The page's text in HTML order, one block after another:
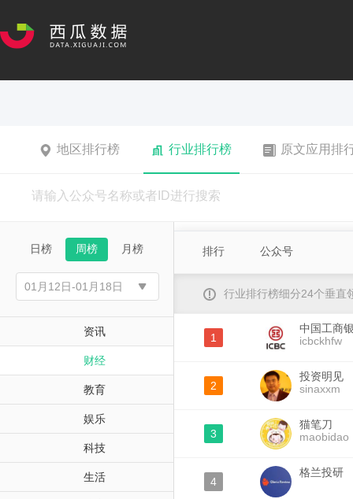
地区排行榜 行业排行榜 原文应用排
日榜 周榜 月榜
资讯
财经
教育
娱乐
科技
生活
排行 公众号
行业排行榜细分24个垂直
1
中国工商
icbckhfw
2
投资明见
sinaxxm
3
猫笔刀
maobidao
4
格兰投研